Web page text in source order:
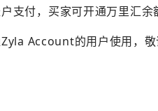
支付，买家可开通万里汇
Account的用户使用，敬